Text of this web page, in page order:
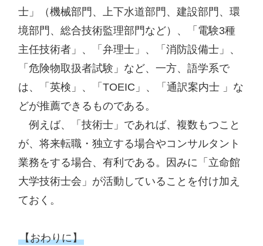
士」（機械部門、上下水道部門、建設部門、環
境部門、総合技術監理部門など）、「電験3種
主任技術者」、「弁理士」、「消防設備士」、
「危険物取扱者試験」など、一方、語学系で
は、「英検」、「TOEIC」、「通訳案内士 」な
どが推薦できるものである。
例えば、「技術士」であれば、複数もつこと
が、将来転職・独立する場合やコンサルタント
業務をする場合、有利である。因みに「立命館
大学技術士会」が活動していることを付け加え
ておく。
【おわりに】